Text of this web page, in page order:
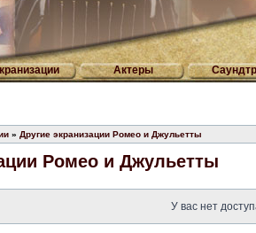
Актеры
» Другие экранизации Ромео и Джульетты
Ромео и Джульетты
У вас нет